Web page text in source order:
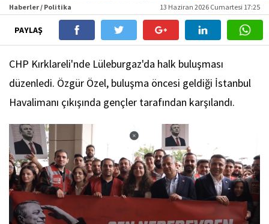
Haberler / Politika 13 Haziran 2026 Cumartesi 17:25
PAYLAŞ
CHP Kırklareli'nde Lüleburgaz'da halk buluşması
düzenledi. Özgür Özel, buluşma öncesi geldiği İstanbul
Havalimanı çıkışında gençler tarafından karşılandı.